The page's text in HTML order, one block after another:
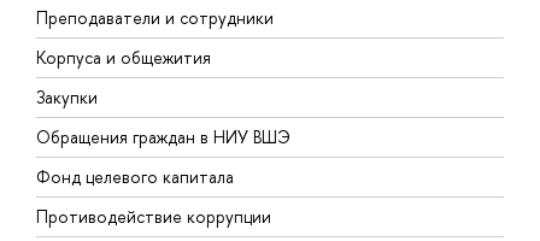
Преподаватели и сотрудники
Корпуса и общежития
Закупки
Обращения граждан в НИУ ВШЭ
Фонд целевого капитала
Противодействие коррупции